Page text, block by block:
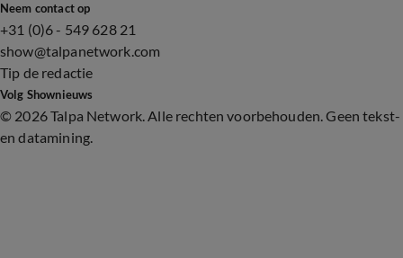
Neem contact op
+31 (0)6 - 549 628 21
show@talpanetwork.com
Tip de redactie
Volg Shownieuws
© 2026 Talpa Network. Alle rechten voorbehouden. Geen tekst-
en datamining.